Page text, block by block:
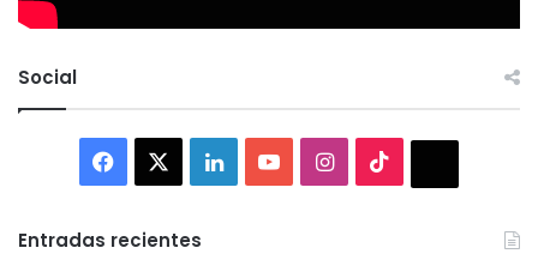
Social
Facebook LinkedInYouTubeInstagram
Entradas recientes